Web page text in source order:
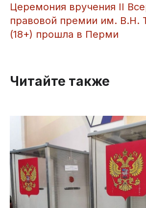
​Церемония вручения II
правовой премии им. В.Н.
(18+) прошла в Перми
Читайте также